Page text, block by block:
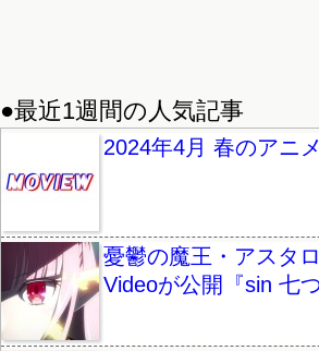
●最近1週間の人気記事
2024年4月 春のアニ
憂鬱の魔王・アスタ
Videoが公開『sin 七